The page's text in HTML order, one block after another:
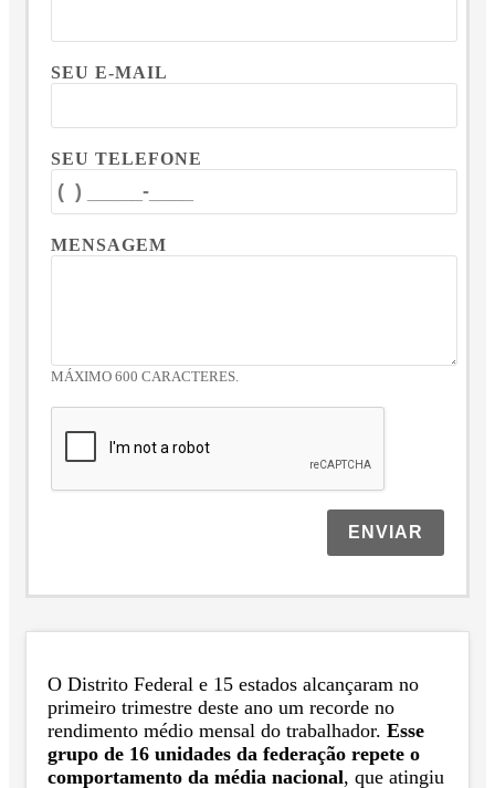
SEU E-MAIL
SEU TELEFONE
MENSAGEM
MÁXIMO 600 CARACTERES.
ENVIAR
O Distrito Federal e 15 estados alcançaram no
primeiro trimestre deste ano um recorde no
rendimento médio mensal do trabalhador. Esse
grupo de 16 unidades da federação repete o
comportamento da média nacional, que atingiu